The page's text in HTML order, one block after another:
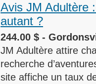
Avis JM Adultère
autant ?
244.00 $ -
JM Adultère attire
recherche
site affiche un taux